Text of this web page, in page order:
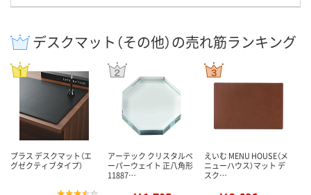
デスクマット（その他）の売れ筋ランキング
プラス デスクマット（エ
グゼクティブタイプ）
アーテック クリスタルペ
ーパーウェイト 正八角形
11887…
えいむ MENU HOUSE（メ
ニューハウス）マット デ
スク…